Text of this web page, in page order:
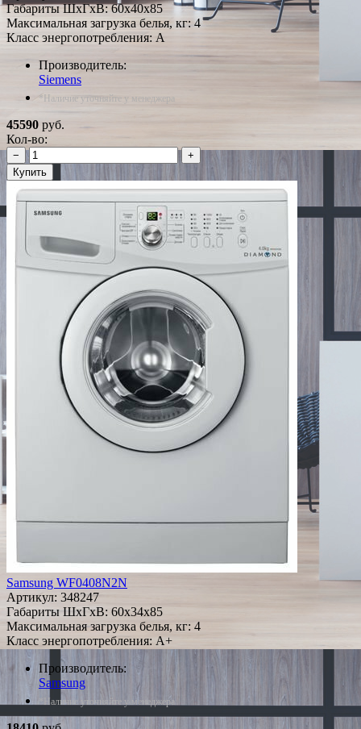
Габариты ШxГxВ: 60x40x85
Максимальная загрузка белья, кг: 4
Класс энергопотребления: A
Производитель:
Siemens
*Наличие уточняйте у менеджера
45590 руб.
Кол-во:
−
+
Купить
Samsung WF0408N2N
Артикул: 348247
Габариты ШxГxВ: 60x34x85
Максимальная загрузка белья, кг: 4
Класс энергопотребления: A+
Производитель:
Samsung
*Наличие уточняйте у менеджера